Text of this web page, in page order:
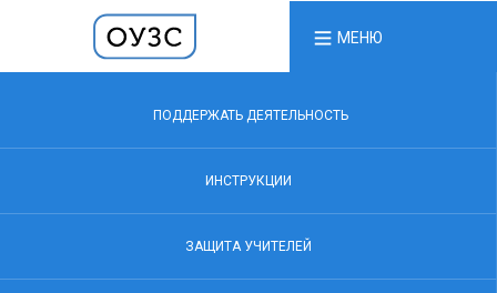
МЕНЮ
ПОДДЕРЖАТЬ ДЕЯТЕЛЬНОСТЬ
ИНСТРУКЦИИ
ЗАЩИТА УЧИТЕЛЕЙ